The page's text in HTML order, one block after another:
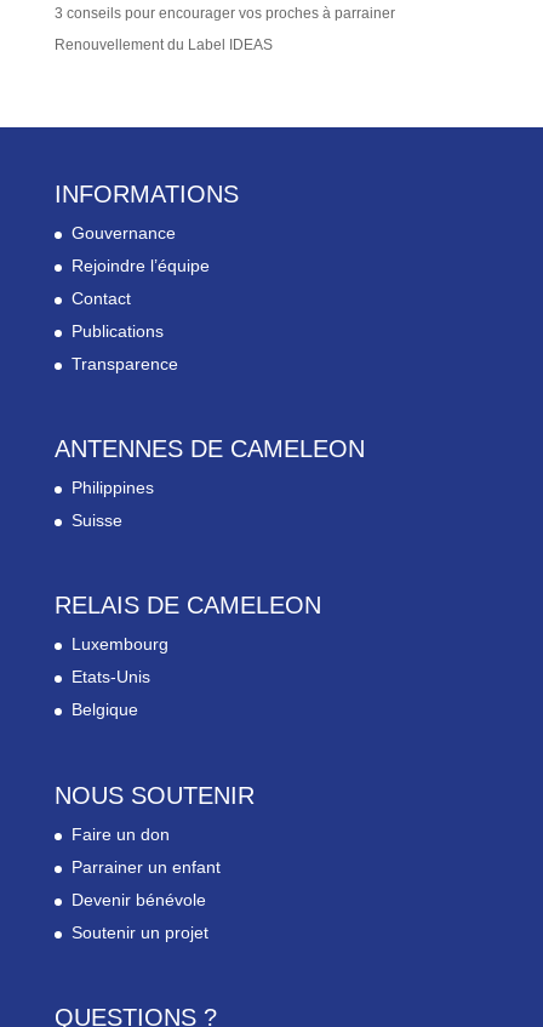
3 conseils pour encourager vos proches à parrainer
Renouvellement du Label IDEAS
INFORMATIONS
Gouvernance
Rejoindre l’équipe
Contact
Publications
Transparence
ANTENNES DE CAMELEON
Philippines
Suisse
RELAIS DE CAMELEON
Luxembourg
Etats-Unis
Belgique
NOUS SOUTENIR
Faire un don
Parrainer un enfant
Devenir bénévole
Soutenir un projet
QUESTIONS ?